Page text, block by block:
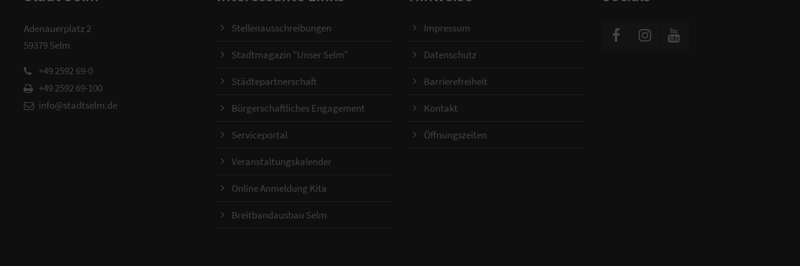
Adenauerplatz 2
59379 Selm
+49 2592 69-0
+49 2592 69-100
info@stadtselm.de
Stellenausschreibungen
Stadtmagazin "Unser Selm"
Städtepartnerschaft
Bürgerschaftliches Engagement
Serviceportal
Veranstaltungskalender
Online Anmeldung Kita
Breitbandausbau Selm
Impressum
Datenschutz
Barrierefreiheit
Kontakt
Öffnungszeiten